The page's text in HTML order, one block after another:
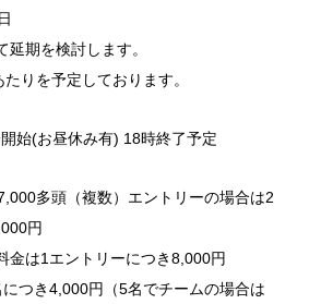
期を検討します。
りを予定しております。
始(お昼休み有) 18時終了予定
多頭（複数）エントリーの場合は2
円
金は1エントリーにつき8,000円
につき4,000円（5名でチームの場合は